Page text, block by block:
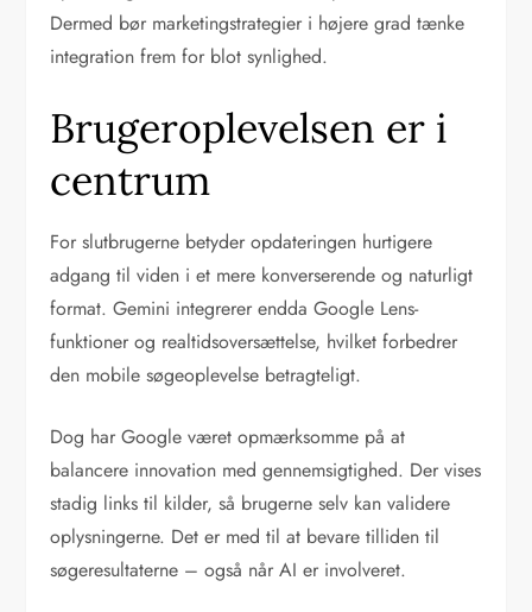
Dermed bør marketingstrategier i højere grad tænke
integration frem for blot synlighed.
Brugeroplevelsen er i
centrum
For slutbrugerne betyder opdateringen hurtigere
adgang til viden i et mere konverserende og naturligt
format. Gemini integrerer endda Google Lens-
funktioner og realtidsoversættelse, hvilket forbedrer
den mobile søgeoplevelse betragteligt.
Dog har Google været opmærksomme på at
balancere innovation med gennemsigtighed. Der vises
stadig links til kilder, så brugerne selv kan validere
oplysningerne. Det er med til at bevare tilliden til
søgeresultaterne – også når AI er involveret.